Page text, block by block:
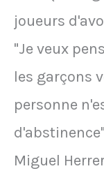
joueurs
"Je veux
les garçons
personne
Miguel